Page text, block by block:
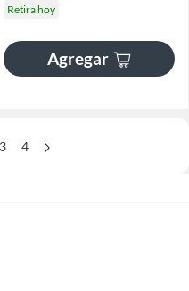
Retira hoy
Agregar
3 4